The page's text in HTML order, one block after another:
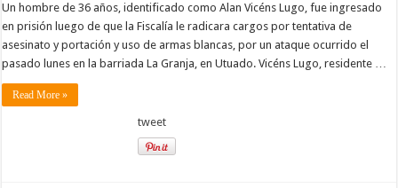
Un hombre de 36 años, identificado como Alan Vicéns Lugo, fue ingresado
en prisión luego de que la Fiscalía le radicara cargos por tentativa de
asesinato y portación y uso de armas blancas, por un ataque ocurrido el
pasado lunes en la barriada La Granja, en Utuado. Vicéns Lugo, residente …
Read More »
tweet